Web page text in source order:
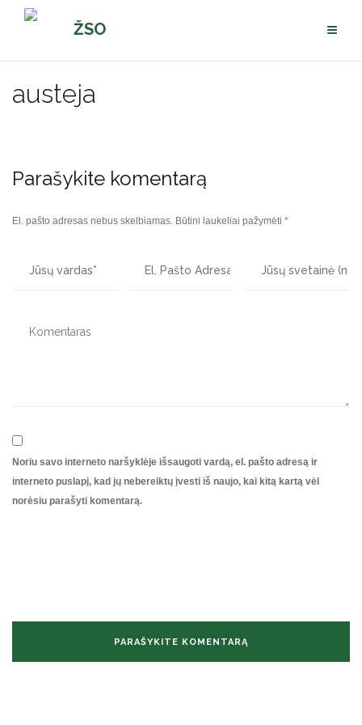
Pereiti
ŽSO
austeja
Parašykite komentarą
El. pašto adresas nebus skelbiamas. Būtini laukeliai pažymėti *
Noriu savo interneto naršyklėje išsaugoti vardą, el. pašto adresą ir
interneto puslapį, kad jų nebereiktų įvesti iš naujo, kai kitą kartą vėl
norėsiu parašyti komentarą.